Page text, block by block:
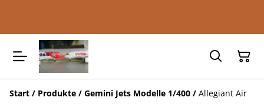
Start / Produkte / Gemini Jets Modelle 1/400 / Allegiant Air